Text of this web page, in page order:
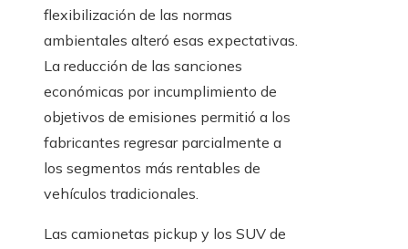
flexibilización de las normas
ambientales alteró esas expectativas.
La reducción de las sanciones
económicas por incumplimiento de
objetivos de emisiones permitió a los
fabricantes regresar parcialmente a
los segmentos más rentables de
vehículos tradicionales.
Las camionetas pickup y los SUV de